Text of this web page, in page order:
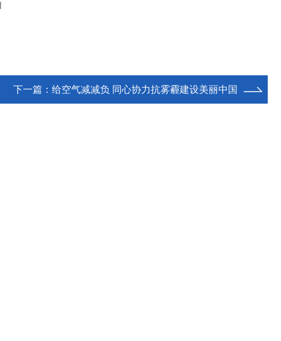
下一篇： 给空气减减负 同心协力抗雾霾建设美丽中国